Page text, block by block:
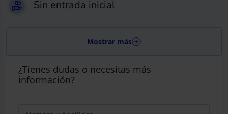
Sin entrada inicial
Mostrar más
¿Tienes dudas o necesitas más
información?